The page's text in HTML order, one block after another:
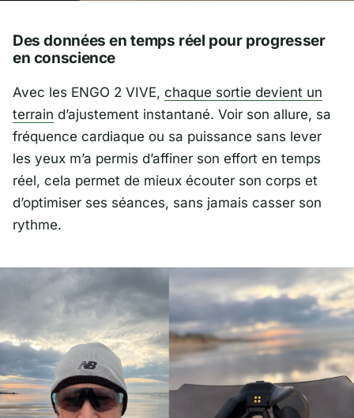
Des données en temps réel pour progresser
en conscience
Avec les ENGO 2 VIVE, chaque sortie devient un
terrain d’ajustement instantané. Voir son allure, sa
fréquence cardiaque ou sa puissance sans lever
les yeux m’a permis d’affiner son effort en temps
réel, cela permet de mieux écouter son corps et
d’optimiser ses séances, sans jamais casser son
rythme.